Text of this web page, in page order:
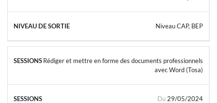
Niveau CAP, BEP
Rédiger et mettre en forme des documents professionnels
avec Word (Tosa)
Du 29/05/2024